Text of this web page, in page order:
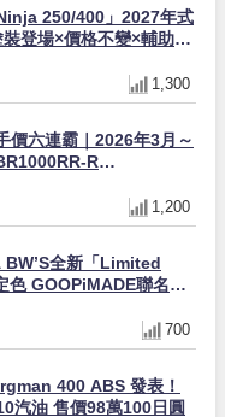
250/400」2027年式
登場×價格不變×輔助滑
1,300
價六連霸｜2026年3月～
R
1,200
BW’S全新「Limited
GOOPiMADE聯名包
700
400 ABS 發表！
汽油 售價98萬100日圓